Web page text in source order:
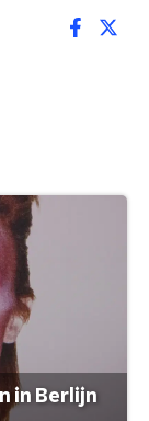
in Berlijn